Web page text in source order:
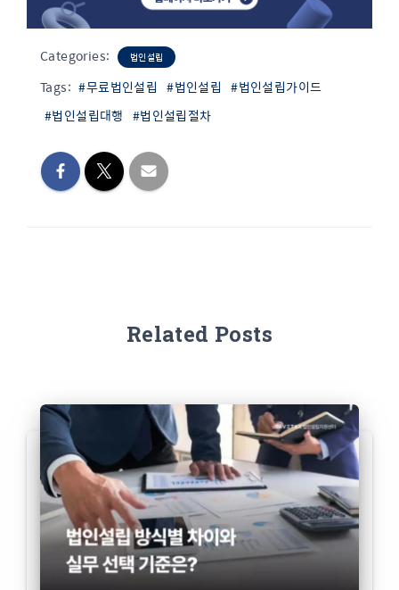
Categories: 법인설립
Tags: #무료법인설립 #법인설립 #법인설립가이드
#법인설립대행 #법인설립절차
Related Posts